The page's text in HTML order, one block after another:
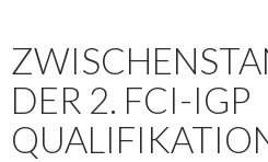
DER 2. FCI-IGP